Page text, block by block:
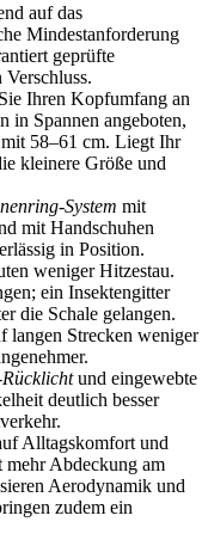
auf das
Mindestanforderung
geprüfte
Ihren Kopfumfang an
in Spannen angeboten,
58–61 cm. Liegt Ihr
kleinere Größe und
System mit
mit Handschuhen
in Position.
weniger Hitzestau.
ein Insektengitter
die Schale gelangen.
langen Strecken weniger
und eingewebte
deutlich besser
Alltagskomfort und
Abdeckung am
Aerodynamik und
zudem ein